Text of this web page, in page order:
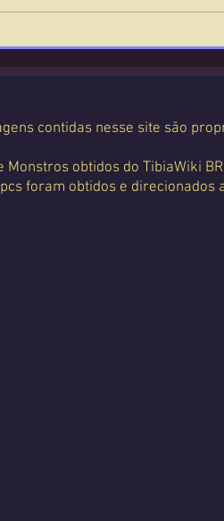
contidas nesse site são
Monstros obtidos do TibiaWiki
foram obtidos e direcionados